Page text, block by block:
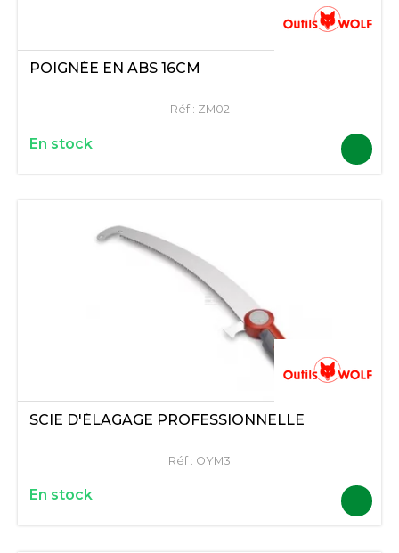
POIGNÉE EN ABS 16CM
Réf : ZM02
En stock
SCIE D'ÉLAGAGE PROFESSIONNELLE
Réf : OYM3
En stock